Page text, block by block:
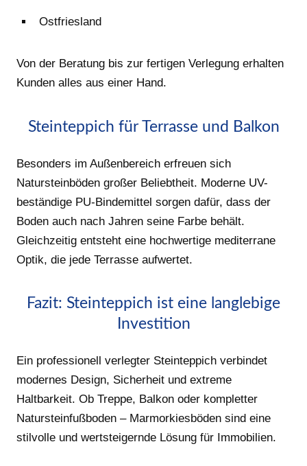
Ostfriesland
Von der Beratung bis zur fertigen Verlegung erhalten
Kunden alles aus einer Hand.
Steinteppich für Terrasse und Balkon
Besonders im Außenbereich erfreuen sich
Natursteinböden großer Beliebtheit. Moderne UV-
beständige PU-Bindemittel sorgen dafür, dass der
Boden auch nach Jahren seine Farbe behält.
Gleichzeitig entsteht eine hochwertige mediterrane
Optik, die jede Terrasse aufwertet.
Fazit: Steinteppich ist eine langlebige
Investition
Ein professionell verlegter Steinteppich verbindet
modernes Design, Sicherheit und extreme
Haltbarkeit. Ob Treppe, Balkon oder kompletter
Natursteinfußboden – Marmorkiesböden sind eine
stilvolle und wertsteigernde Lösung für Immobilien.